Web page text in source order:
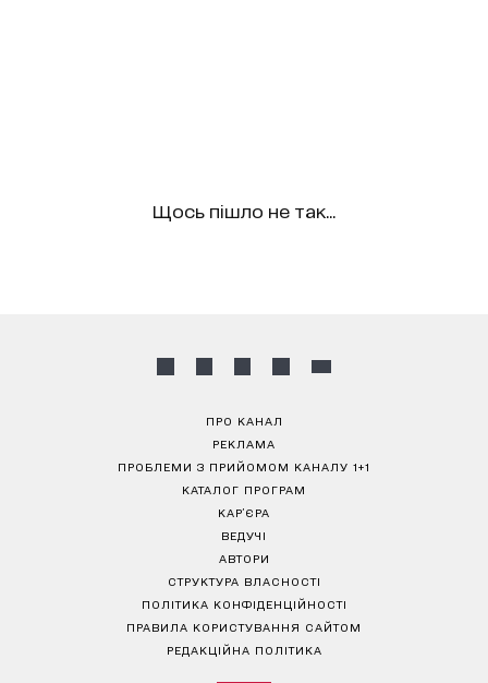
Щось пішло не так...
ПРО КАНАЛ
РЕКЛАМА
ПРОБЛЕМИ З ПРИЙОМОМ КАНАЛУ 1+1
КАТАЛОГ ПРОГРАМ
КАР’ЄРА
ВЕДУЧІ
АВТОРИ
СТРУКТУРА ВЛАСНОСТІ
ПОЛІТИКА КОНФІДЕНЦІЙНОСТІ
ПРАВИЛА КОРИСТУВАННЯ САЙТОМ
РЕДАКЦІЙНА ПОЛІТИКА